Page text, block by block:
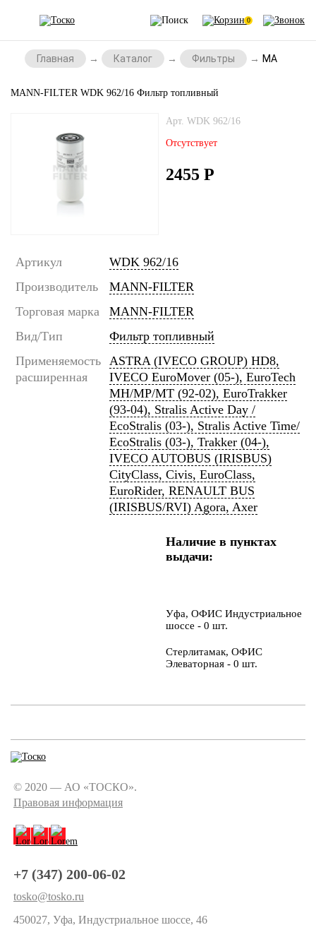
0
Главная Каталог Фильтры MANN-
MANN-FILTER WDK 962/16 Фильтр топливный
Арт. WDK 962/16
Отсутствует
2455 Р
Артикул
WDK 962/16
Производитель
MANN-FILTER
Торговая марка
MANN-FILTER
Вид/Тип
Фильтр топливный
Применяемость
расширенная
ASTRA (IVECO GROUP) HD8,
IVECO EuroMover (05-), EuroTech
MH/MP/MT (92-02), EuroTrakker
(93-04), Stralis Active Day /
EcoStralis (03-), Stralis Active Time/
EcoStralis (03-), Trakker (04-),
IVECO AUTOBUS (IRISBUS)
CityClass, Civis, EuroClass,
EuroRider, RENAULT BUS
(IRISBUS/RVI) Agora, Axer
Наличие в пунктах
выдачи:
Уфа, ОФИС Индустриальное
шоссе - 0 шт.
Стерлитамак, ОФИС
Элеваторная - 0 шт.
© 2020 — АО «ТОСКО».
Правовая информация
+7 (347) 200-06-02
tosko@tosko.ru
450027, Уфа, Индустриальное шоссе, 46